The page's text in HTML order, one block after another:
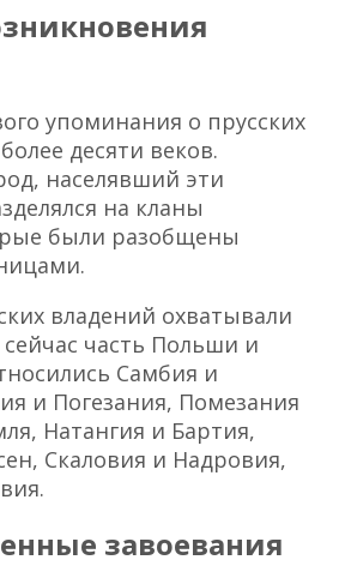
упоминания о прусских
десяти веков.
населявший эти
на кланы
были разобщены
владений охватывали
часть Польши и
Самбия и
и Погезания, Помезания
Натангия и Бартия,
Скаловия и Надровия,
завоевания